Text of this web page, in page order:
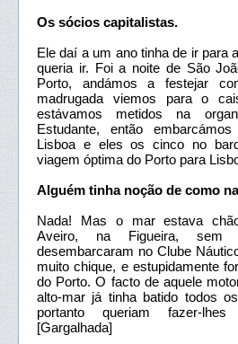
Os sócios capitalistas.
Ele daí a um ano tinha de ir para
queria ir. Foi a noite de São
Porto, andámos a festejar
madrugada viemos para o
estávamos metidos na
Estudante, então
Lisboa e eles os cinco no
viagem óptima do Porto para
Alguém tinha noção de como
Nada! Mas o mar estava
Aveiro, na Figueira, sem
desembarcaram no Clube
muito chique, e estupidamente
do Porto. O facto de aquele
alto-mar já tinha batido todos
portanto queriam fazer-lhes
[Gargalhada]